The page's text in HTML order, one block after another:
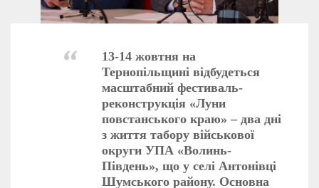
13-14 жовтня на
Тернопільщині відбудеться
масштабний фестиваль-
реконструкція «Луни
повстанського краю» – два дні
з життя табору військової
округи УПА «Волинь-
Південь», що у селі Антонівці
Шумського району. Основна